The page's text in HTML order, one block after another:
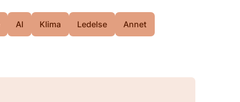
AI Klima Ledelse Annet